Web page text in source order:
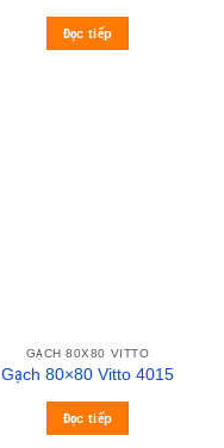
Đọc tiếp
GẠCH 80X80 VITTO
Gạch 80×80 Vitto 4015
Đọc tiếp